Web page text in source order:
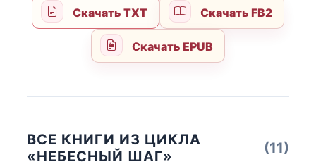
Скачать TXT Скачать FB2
Скачать EPUB
ВСЕ КНИГИ ИЗ ЦИКЛА
«НЕБЕСНЫЙ ШАГ»
(11)